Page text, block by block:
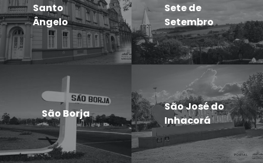
Santo
Ângelo
Sete de
Setembro
São Borja
São José do
Inhacorá